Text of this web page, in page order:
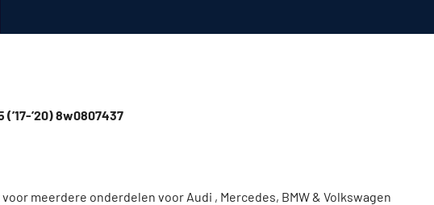
’20) 8w0807437
meerdere onderdelen voor Audi , Mercedes, BMW & Volkswagen